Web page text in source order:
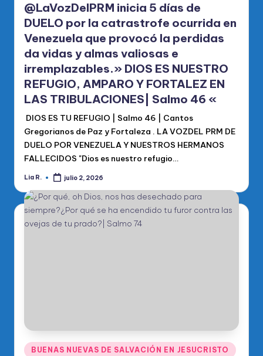
@LaVozDelPRM inicia 5 días de
DUELO por la catrastrofe ocurrida en
Venezuela que provocó la perdidas
da vidas y almas valiosas e
irremplazables.» DIOS ES NUESTRO
REFUGIO, AMPARO Y FORTALEZ EN
LAS TRIBULACIONES| Salmo 46 «
DIOS ES TU REFUGIO | Salmo 46 | Cantos
Gregorianos de Paz y Fortaleza . LA VOZDEL PRM DE
DUELO POR VENEZUELA Y NUESTROS HERMANOS
FALLECIDOS "Dios es nuestro refugio…
Publicado
Lia R. julio 2, 2026
Publicado
BUENAS NUEVAS DE SALVACIÓN EN JESUCRISTO